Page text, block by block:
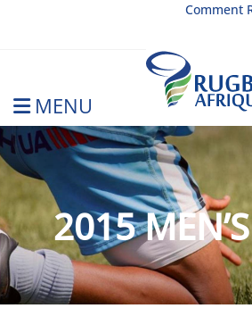
Comment
MENU
Rugby Afrique
2015